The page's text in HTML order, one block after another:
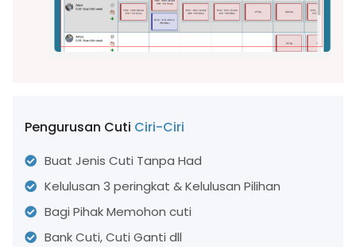
Pengurusan Cuti Ciri-Ciri
Buat Jenis Cuti Tanpa Had
Kelulusan 3 peringkat & Kelulusan Pilihan
Bagi Pihak Memohon cuti
Bank Cuti, Cuti Ganti dll